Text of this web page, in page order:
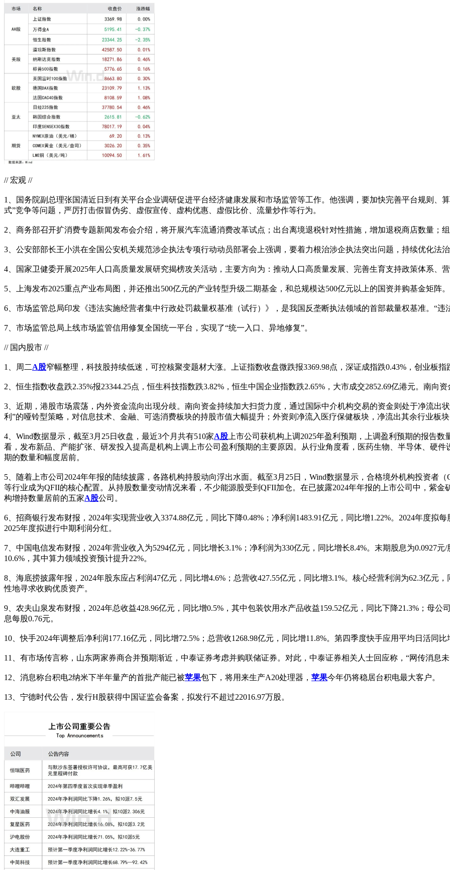
// 宏观 //
1、国务院副总理张国清近日到有关平台企业调研促进平台经济健康发展和市场监管等工作。他强调，要加快完善平台规则、
式”竞争等问题，严厉打击假冒伪劣、虚假宣传、虚构优惠、虚假比价、流量炒作等行为。
2、商务部召开扩消费专题新闻发布会介绍，将开展汽车流通消费改革试点；出台离境退税针对性措施，增加退税商店数量；
3、公安部部长王小洪在全国公安机关规范涉企执法专项行动动员部署会上强调，要着力根治涉企执法突出问题，持续优化法
4、国家卫健委开展2025年人口高质量发展研究揭榜攻关活动，主要方向为：推动人口高质量发展、完善生育支持政策体系、营
5、上海发布2025重点产业布局图，并还推出500亿元的产业转型升级二期基金，和总规模达500亿元以上的国资并购基金矩阵
6、市场监管总局印发《违法实施经营者集中行政处罚裁量权基准（试行）》，是我国反垄断执法领域的首部裁量权基准。“违
7、市场监管总局上线市场监管信用修复全国统一平台，实现了“统一入口、异地修复”。
// 国内股市 //
1、周二A股窄幅整理，科技股持续低迷，可控核聚变题材大涨。上证指数收盘微跌报3369.98点，深证成指跌0.43%，创业板指
2、恒生指数收盘跌2.35%报23344.25点，恒生科技指数跌3.82%，恒生中国企业指数跌2.65%，大市成交2852.69亿港元。南向资
3、近期，港股市场震荡，内外资金流向出现分歧。南向资金持续加大扫货力度，通过国际中介机构交易的资金则处于净流出
利”的哑铃型策略，对信息技术、金融、可选消费板块的持股市值大幅提升；外资则净流入医疗保健板块，净流出其余行业板块
4、Wind数据显示，截至3月25日收盘，最近3个月共有510家A股 上市公司获机构上调2025年盈利预期，上调盈利预期的报告
看，发布新品、产能扩张、研发投入提高是机构上调上市公司盈利预期的主要原因。从行业角度看，医药生物、半导体、硬
期的数量和幅度居前。
5、随着上市公司2024年年报的陆续披露，各路机构持股动向浮出水面。截至3月25日，Wind数据显示，合格境外机构投资者（
等行业成为QFII的核心配置。从持股数量变动情况来看，不少能源股受到QFII加仓。在已披露2024年年报的上市公司中，紫
构增持数量居前的五家A股公司。
6、招商银行发布财报，2024年实现营业收入3374.88亿元，同比下降0.48%；净利润1483.91亿元，同比增1.22%。2024年度拟
2025年度拟进行中期利润分红。
7、中国电信发布财报，2024年营业收入为5294亿元，同比增长3.1%；净利润为330亿元，同比增长8.4%。末期股息为0.0927
10.6%，其中算力领域投资预计提升22%。
8、海底捞披露年报，2024年股东应占利润47亿元，同比增4.6%；总营收427.55亿元，同比增3.1%。核心经营利润为62.3亿元
性地寻求收购优质资产。
9、农夫山泉发布财报，2024年总收益428.96亿元，同比增0.5%，其中包装饮用水产品收益159.52亿元，同比下降21.3%；母
息每股0.76元。
10、快手2024年调整后净利润177.16亿元，同比增72.5%；总营收1268.98亿元，同比增11.8%。第四季度快手应用平均日活同
11、有市场传言称，山东两家券商合并预期渐近，中泰证券考虑并购联储证券。对此，中泰证券相关人士回应称，“网传消息未
12、消息称台积电2纳米下半年量产的首批产能已被苹果包下，将用来生产A20处理器， 苹果今年仍将稳居台积电最大客户。
13、宁德时代公告，发行H股获得中国证监会备案，拟发行不超过22016.97万股。